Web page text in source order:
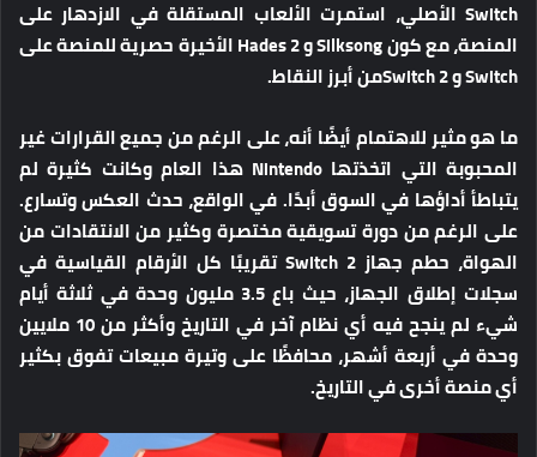
Switch الأصلي، استمرت الألعاب المستقلة في الازدهار على
المنصة، مع كون Silksong و Hades 2 الأخيرة حصرية للمنصة على
Switch و Switch 2من أبرز النقاط.
ما هو مثير للاهتمام أيضًا أنه، على الرغم من جميع القرارات غير
المحبوبة التي اتخذتها Nintendo هذا العام وكانت كثيرة لم
يتباطأ أداؤها في السوق أبدًا. في الواقع، حدث العكس وتسارع.
على الرغم من دورة تسويقية مختصرة وكثير من الانتقادات من
الهواة، حطم جهاز Switch 2 تقريبًا كل الأرقام القياسية في
سجلات إطلاق الجهاز، حيث باع 3.5 مليون وحدة في ثلاثة أيام
شيء لم ينجح فيه أي نظام آخر في التاريخ وأكثر من 10 ملايين
وحدة في أربعة أشهر، محافظًا على وتيرة مبيعات تفوق بكثير
أي منصة أخرى في التاريخ.